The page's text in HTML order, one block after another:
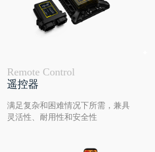
Remote Control
遥控器
满足复杂和困难情况下所需，兼具
灵活性、耐用性和安全性